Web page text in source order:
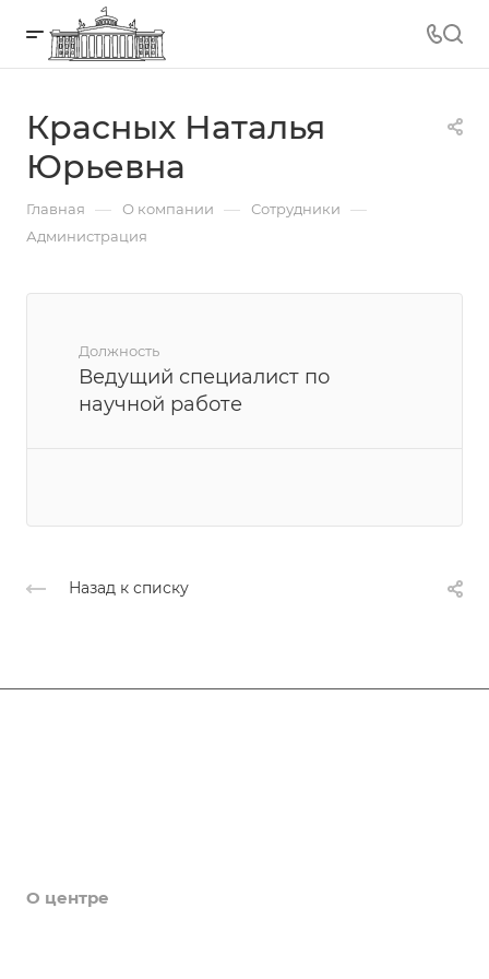
Красных Наталья
Юрьевна
Главная — О компании — Сотрудники —
Администрация
Должность
Ведущий специалист по
научной работе
Назад к списку
О центре